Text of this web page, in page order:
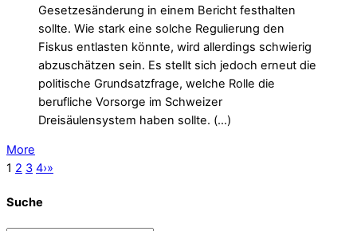
Gesetzesänderung in einem Bericht festhalten
sollte. Wie stark eine solche Regulierung den
Fiskus entlasten könnte, wird allerdings schwierig
abzuschätzen sein. Es stellt sich jedoch erneut die
politische Grundsatzfrage, welche Rolle die
berufliche Vorsorge im Schweizer
Dreisäulensystem haben sollte. (…)
More
1 2 3 4›»
Suche